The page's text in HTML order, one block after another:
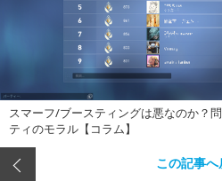
スマーフ/ブースティングは悪なのか？
ティのモラル【コラム】
この記事へ